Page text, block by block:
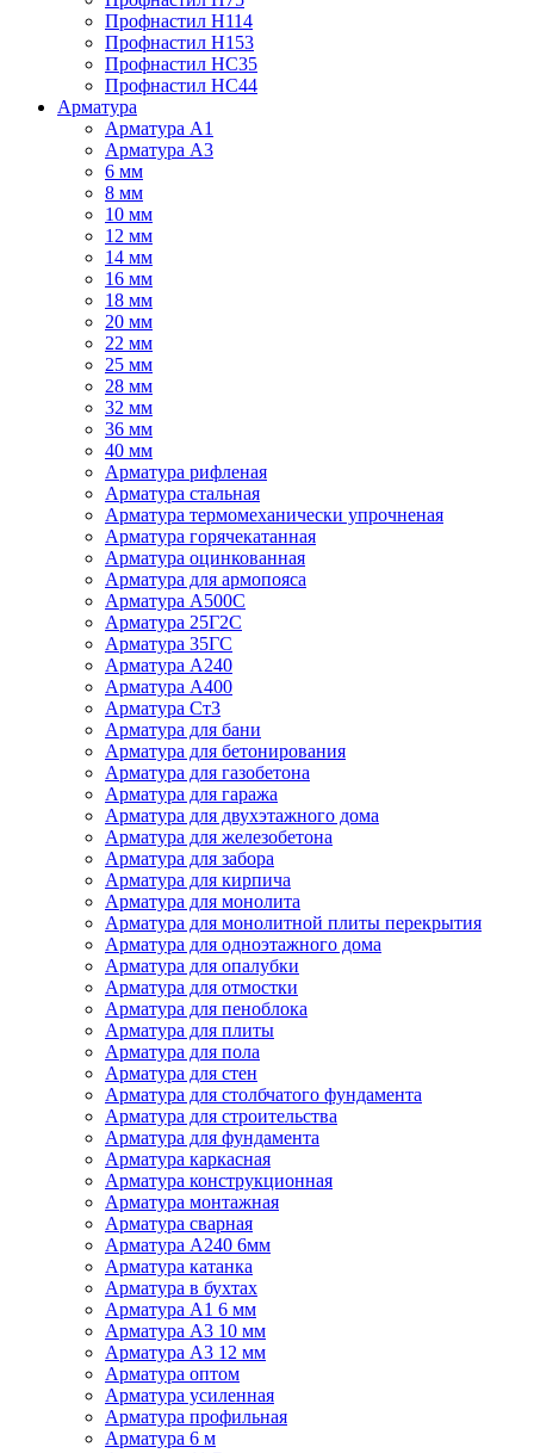
Профнастил Н114
Профнастил Н153
Профнастил НС35
Профнастил НС44
Арматура
Арматура А1
Арматура А3
6 мм
8 мм
10 мм
12 мм
14 мм
16 мм
18 мм
20 мм
22 мм
25 мм
28 мм
32 мм
36 мм
40 мм
Арматура рифленая
Арматура стальная
Арматура термомеханически упрочненая
Арматура горячекатанная
Арматура оцинкованная
Арматура для армопояса
Арматура A500С
Арматура 25Г2С
Арматура 35ГС
Арматура А240
Арматура А400
Арматура Ст3
Арматура для бани
Арматура для бетонирования
Арматура для газобетона
Арматура для гаража
Арматура для двухэтажного дома
Арматура для железобетона
Арматура для забора
Арматура для кирпича
Арматура для монолита
Арматура для монолитной плиты перекрытия
Арматура для одноэтажного дома
Арматура для опалубки
Арматура для отмостки
Арматура для пеноблока
Арматура для плиты
Арматура для пола
Арматура для стен
Арматура для столбчатого фундамента
Арматура для строительства
Арматура для фундамента
Арматура каркасная
Арматура конструкционная
Арматура монтажная
Арматура сварная
Арматура А240 6мм
Арматура катанка
Арматура в бухтах
Арматура А1 6 мм
Арматура А3 10 мм
Арматура А3 12 мм
Арматура оптом
Арматура усиленная
Арматура профильная
Арматура 6 м